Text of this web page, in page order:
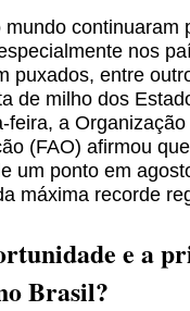
continuaram
nos
puxados, entre
de milho dos
feira, a
(FAO) afirmou
um ponto em
máxima recorde
e a
Brasil?